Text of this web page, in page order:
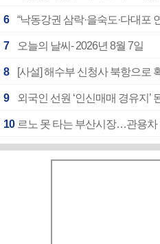
6 “낙동강권 삼락·을숙도·다대포
7 오늘의 날씨- 2026년 8월 7일
8 [사설] 해수부 신청사 북항으로
9 외국인 선원 ‘인신매매 경유지
10 르노 못 타는 부산시장…관용차